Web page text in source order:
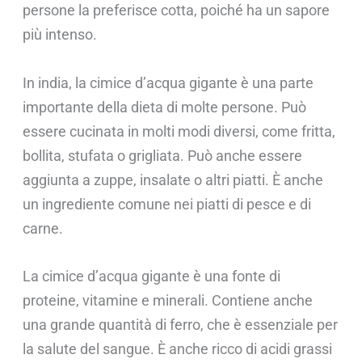
persone la preferisce cotta, poiché ha un sapore
più intenso.
In india, la cimice d’acqua gigante è una parte
importante della dieta di molte persone. Può
essere cucinata in molti modi diversi, come fritta,
bollita, stufata o grigliata. Può anche essere
aggiunta a zuppe, insalate o altri piatti. È anche
un ingrediente comune nei piatti di pesce e di
carne.
La cimice d’acqua gigante è una fonte di
proteine, vitamine e minerali. Contiene anche
una grande quantità di ferro, che è essenziale per
la salute del sangue. È anche ricco di acidi grassi